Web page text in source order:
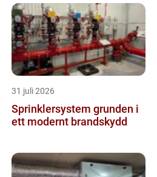
31 juli 2026
Sprinklersystem grunden i
ett modernt brandskydd